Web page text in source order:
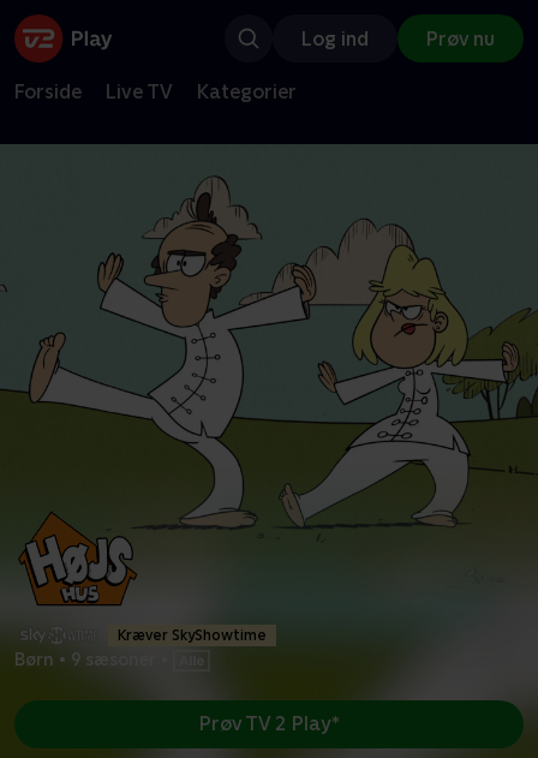
Log ind Prøv nu
Forside Live TV Kategorier
Kræver SkyShowtime
Børn • 9 sæsoner
Prøv TV 2 Play*